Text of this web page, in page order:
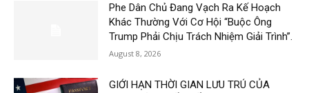
Phe Dân Chủ Đang Vạch Ra Kế Hoạch
Khác Thường Với Cơ Hội “Buộc Ông
Trump Phải Chịu Trách Nhiệm Giải Trình”.
August 8, 2026
GIỚI HẠN THỜI GIAN LƯU TRÚ CỦA